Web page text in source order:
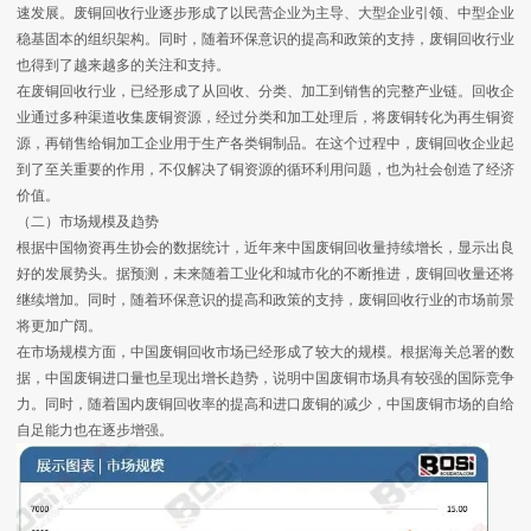
速发展。废铜回收行业逐步形成了以民营企业为主导、大型企业引领、中型企业
稳基固本的组织架构。同时，随着环保意识的提高和政策的支持，废铜回收行业
也得到了越来越多的关注和支持。
在废铜回收行业，已经形成了从回收、分类、加工到销售的完整产业链。回收企
业通过多种渠道收集废铜资源，经过分类和加工处理后，将废铜转化为再生铜资
源，再销售给铜加工企业用于生产各类铜制品。在这个过程中，废铜回收企业起
到了至关重要的作用，不仅解决了铜资源的循环利用问题，也为社会创造了经济
价值。
（二）市场规模及趋势
根据中国物资再生协会的数据统计，近年来中国废铜回收量持续增长，显示出良
好的发展势头。据预测，未来随着工业化和城市化的不断推进，废铜回收量还将
继续增加。同时，随着环保意识的提高和政策的支持，废铜回收行业的市场前景
将更加广阔。
在市场规模方面，中国废铜回收市场已经形成了较大的规模。根据海关总署的数
据，中国废铜进口量也呈现出增长趋势，说明中国废铜市场具有较强的国际竞争
力。同时，随着国内废铜回收率的提高和进口废铜的减少，中国废铜市场的自给
自足能力也在逐步增强。